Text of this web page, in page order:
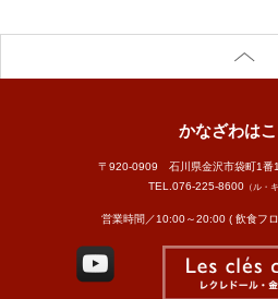
かなざわは
〒920-0909 石川県金沢市袋町1番
TEL. 076-225-8600（ル・
営業時間／10:00～20:00 ( 飲食フ